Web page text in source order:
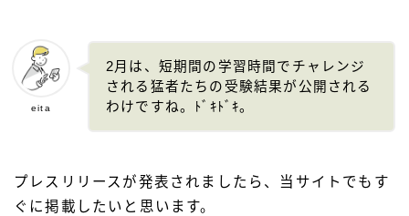
eita
2月は、短期間の学習時間でチャレンジ
される猛者たちの受験結果が公開される
わけですね。ﾄﾞｷﾄﾞｷ。
プレスリリースが発表されましたら、当サイトでもす
ぐに掲載したいと思います。